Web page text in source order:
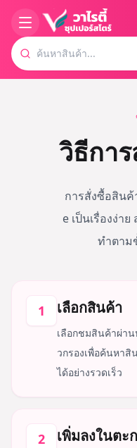
วิธีกา
การสั่งซื้อสินค้
e เป็นเรื่องง่า
ทำตาม
1 เลือกสินค้า
เลือกชมสินค้าผ่า
วกรองเพื่อค้นหาสิ
ได้อย่างรวดเร็ว
2 เพิ่มลงในตะ